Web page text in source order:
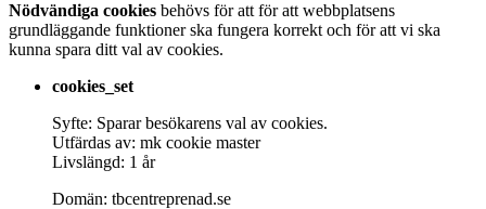
Nödvändiga cookies behövs för att för att webbplatsens
grundläggande funktioner ska fungera korrekt och för att vi ska
kunna spara ditt val av cookies.
cookies_set
Syfte: Sparar besökarens val av cookies.
Utfärdas av: mk cookie master
Livslängd: 1 år
Domän: tbcentreprenad.se